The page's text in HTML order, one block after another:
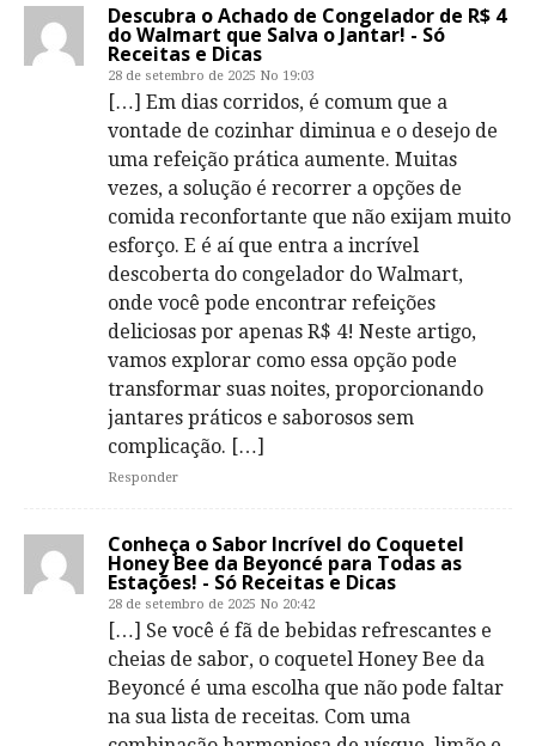
Descubra o Achado de Congelador de R$ 4
do Walmart que Salva o Jantar! - Só
Receitas e Dicas
28 de setembro de 2025 No 19:03
[…] Em dias corridos, é comum que a
vontade de cozinhar diminua e o desejo de
uma refeição prática aumente. Muitas
vezes, a solução é recorrer a opções de
comida reconfortante que não exijam muito
esforço. E é aí que entra a incrível
descoberta do congelador do Walmart,
onde você pode encontrar refeições
deliciosas por apenas R$ 4! Neste artigo,
vamos explorar como essa opção pode
transformar suas noites, proporcionando
jantares práticos e saborosos sem
complicação. […]
Responder
Conheça o Sabor Incrível do Coquetel
Honey Bee da Beyoncé para Todas as
Estações! - Só Receitas e Dicas
28 de setembro de 2025 No 20:42
[…] Se você é fã de bebidas refrescantes e
cheias de sabor, o coquetel Honey Bee da
Beyoncé é uma escolha que não pode faltar
na sua lista de receitas. Com uma